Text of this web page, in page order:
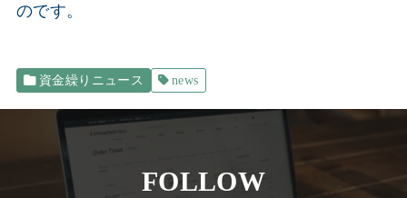
のです。
資金繰りニュース news
FOLLOW